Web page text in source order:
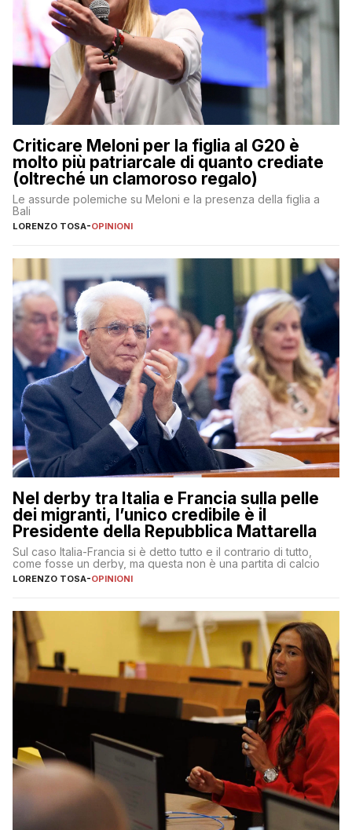
Criticare Meloni per la figlia al G20 è
molto più patriarcale di quanto crediate
(oltreché un clamoroso regalo)
Le assurde polemiche su Meloni e la presenza della figlia a
Bali
LORENZO TOSA-OPINIONI
Nel derby tra Italia e Francia sulla pelle
dei migranti, l’unico credibile è il
Presidente della Repubblica Mattarella
Sul caso Italia-Francia si è detto tutto e il contrario di tutto,
come fosse un derby, ma questa non è una partita di calcio
LORENZO TOSA-OPINIONI